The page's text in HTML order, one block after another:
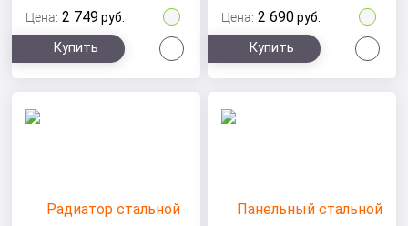
Цена: 2 749 руб.
Купить
Цена: 2 690 руб.
Купить